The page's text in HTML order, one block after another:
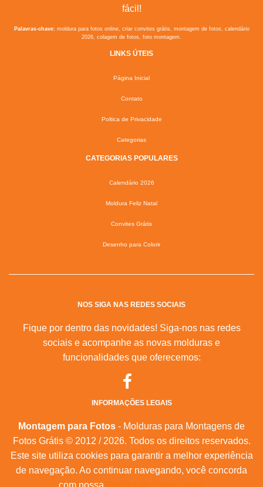
fácil!
Palavras-chave:moldura para fotos online, criar convites grátis, montagem de fotos, calendário
2026, colagem de fotos, foto montagem.
LINKS ÚTEIS
Página Inicial
Contato
Poltica de Privacidade
Categorias
CATEGORIAS POPULARES
Calendário 2026
Moldura Feliz Natal
Convites Grátis
Desenho para Colorir
NOS SIGA NAS REDES SOCIAIS
Fique por dentro das novidades! Siga-nos nas redes
sociais e acompanhe as novas molduras e
funcionalidades que oferecemos:
INFORMAÇÕES LEGAIS
Montagem para Fotos - Molduras para Montagens de
Fotos Grátis © 2012 / 2026. Todos os direitos reservados.
Este site utiliza cookies para garantir a melhor experiência
de navegação. Ao continuar navegando, você concorda